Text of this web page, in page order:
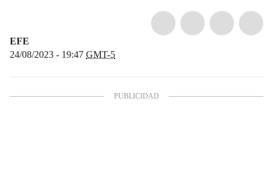
EFE
24/08/2023 - 19:47 GMT-5